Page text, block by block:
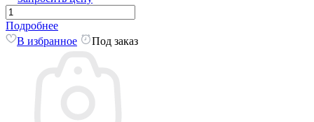
Подробнее
В избранное
Под заказ